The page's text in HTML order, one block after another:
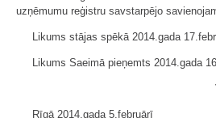
uzņēmumu reģistru savstarpējo
Likums stājas spēkā 2014.gada
Likums Saeimā pieņemts 2014.gada
Rīgā 2014.gada 5.februārī